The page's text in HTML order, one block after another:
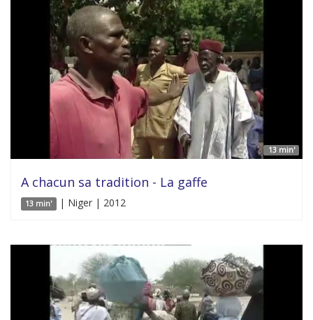
13 min'
A chacun sa tradition - La gaffe
13 min' | Niger | 2012